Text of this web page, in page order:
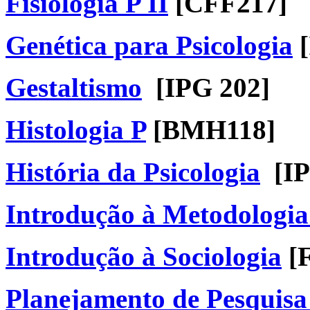
Genética para Psicologia
Gestaltismo [IPG 202]
Histologia P[BMH118]
História da Psicologia
Introdução à
Introdução à Sociologia
Planejamento de